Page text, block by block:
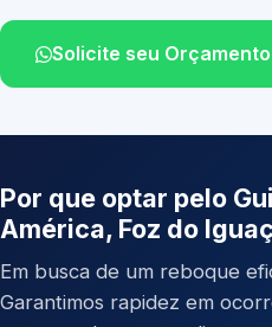
Solicite seu Orçamento
Por que optar pelo
América, Foz do
Em busca de um reboque
Garantimos rapidez em